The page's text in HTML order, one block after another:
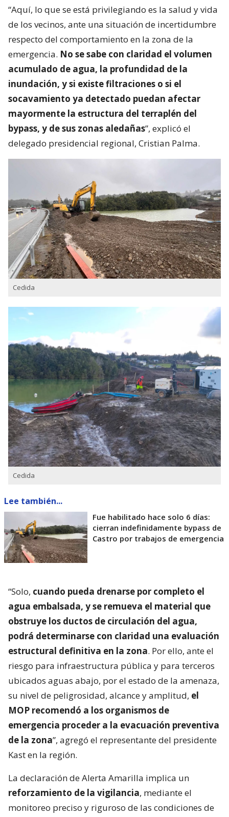
“Aquí, lo que se está privilegiando es la salud y vida
de los vecinos, ante una situación de incertidumbre
respecto del comportamiento en la zona de la
emergencia. No se sabe con claridad el volumen
acumulado de agua, la profundidad de la
inundación, y si existe filtraciones o si el
socavamiento ya detectado puedan afectar
mayormente la estructura del terraplén del
bypass, y de sus zonas aledañas”, explicó el
delegado presidencial regional, Cristian Palma.
Cedida
Cedida
Lee también...
Fue habilitado hace solo 6 días:
cierran indefinidamente bypass de
Castro por trabajos de emergencia
“Solo, cuando pueda drenarse por completo el
agua embalsada, y se remueva el material que
obstruye los ductos de circulación del agua,
podrá determinarse con claridad una evaluación
estructural definitiva en la zona. Por ello, ante el
riesgo para infraestructura pública y para terceros
ubicados aguas abajo, por el estado de la amenaza,
su nivel de peligrosidad, alcance y amplitud, el
MOP recomendó a los organismos de
emergencia proceder a la evacuación preventiva
de la zona”, agregó el representante del presidente
Kast en la región.
La declaración de Alerta Amarilla implica un
reforzamiento de la vigilancia, mediante el
monitoreo preciso y riguroso de las condiciones de